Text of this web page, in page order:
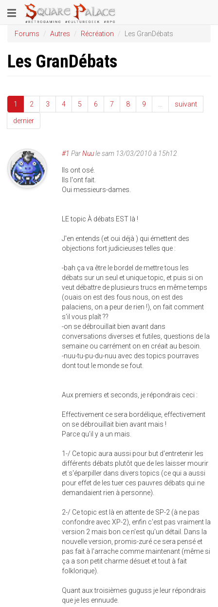
au
contenu
principal
Toggle
navigation
Forums Autres Récréation Les GranDébats
Les GranDébats
1 2 3 4 5 6 7 8 9 suivant
dernier
#1 ParNuulesam 13/03/2010 à 15h12
Ils ont osé.
Ils l'ont fait.
Oui messieurs-dames.
LE topic À débats EST là !
J'en entends (et oui déjà ) qui émettent des
objections fort judicieuses telles que :
-bah ça va être le bordel de mettre tous les
débats sur un seul et unique topic, et puis si on
veut débattre de plusieurs trucs en même temps
(ouais on est des fous nous, on est des
palaciens, on a peur de rien !), on fait comment
s'il vous plaît ??
-on se débrouillait bien avant dans
conversations diverses et futiles, questions de la
semaine ou carrément on en créait au besoin.
-nuu-tu-pu-du-nuu avec des topics pourraves
dont tout le monde se fout.
Aux premiers et seconds, je répondrais ceci :
Effectivement ce sera bordélique, effectivement
on se débrouillait bien avant mais !
Parce qu'il y a un mais.
1-/ Ce topic aura aussi pour but d'entretenir les
différents débats plutôt que de les laisser mourir
et s'éparpiller dans divers topics (ce qui a aussi
pour effet de les tuer ces pauvres débats qui ne
demandaient rien à personne).
2-/ Ce topic est là en attente de SP-2 (à ne pas
confondre avec XP-2), enfin c'est pas vraiment la
version 2 mais bon ce n'est qu'un détail. Dans la
nouvelle version, promis-zuré ce sera pensé et
pas fait à l'arrache comme maintenant (même si
ça a son petit charme désuet et tout à fait
folklorique).
Quant aux troisièmes guguss je leur répondrais
que je les ennuude.